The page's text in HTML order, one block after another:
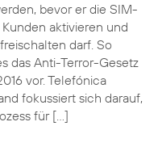
bevor er die SIM-
Kunden aktivieren und
darf. So
das Anti-Terror-Gesetz
vor. Telefónica
fokussiert sich darauf,
für […]